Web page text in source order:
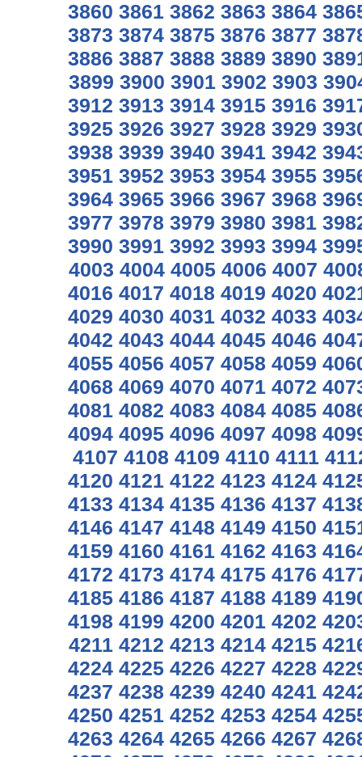
3860 3861 3862 3863 3864
3873 3874 3875 3876 3877
3886 3887 3888 3889 3890
3899 3900 3901 3902 3903
3912 3913 3914 3915 3916
3925 3926 3927 3928 3929
3938 3939 3940 3941 3942
3951 3952 3953 3954 3955
3964 3965 3966 3967 3968
3977 3978 3979 3980 3981
3990 3991 3992 3993 3994
4003 4004 4005 4006 4007
4016 4017 4018 4019 4020
4029 4030 4031 4032 4033
4042 4043 4044 4045 4046
4055 4056 4057 4058 4059
4068 4069 4070 4071 4072
4081 4082 4083 4084 4085
4094 4095 4096 4097 4098
4107 4108 4109 4110 4111
4120 4121 4122 4123 4124
4133 4134 4135 4136 4137
4146 4147 4148 4149 4150
4159 4160 4161 4162 4163
4172 4173 4174 4175 4176
4185 4186 4187 4188 4189
4198 4199 4200 4201 4202
4211 4212 4213 4214 4215
4224 4225 4226 4227 4228
4237 4238 4239 4240 4241
4250 4251 4252 4253 4254
4263 4264 4265 4266 4267